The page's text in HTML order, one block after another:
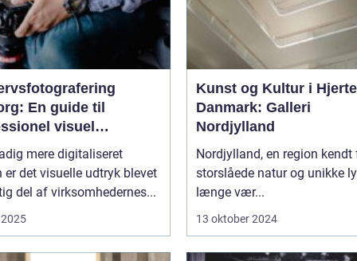
En guide til
visuel
mere digitaliseret
er det visuelle udtryk blevet
del af virksomhedernes...
Kunst og Kultur i
Danmark: Galleri
Nordjylland
Nordjylland, en region kendt
storslåede natur og unikke
længe vær...
13 oktober 2024